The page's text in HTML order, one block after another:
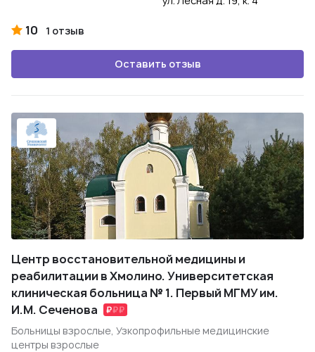
10 1 отзыв
Оставить отзыв
Центр восстановительной медицины и
реабилитации в Хмолино. Университетская
клиническая больница № 1. Первый МГМУ им.
И.М. Сеченова
Больницы взрослые, Узкопрофильные медицинские
центры взрослые